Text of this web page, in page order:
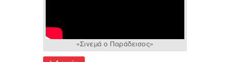
«Σινεμά ο Παράδεισος»